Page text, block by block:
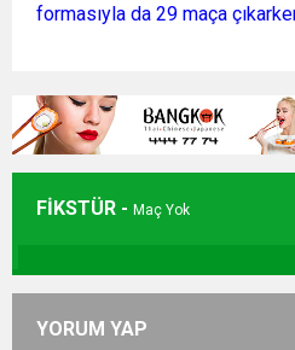
formasıyla da 29 maça
FİKSTÜR - Maç Yok
YORUM YAP